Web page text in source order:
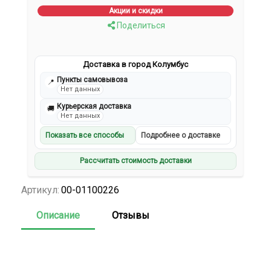
Акции и скидки
Поделиться
Доставка в город Колумбус
📍 Пункты самовывоза
Нет данных
🚚 Курьерская доставка
Нет данных
Показать все способы Подробнее о доставке
Рассчитать стоимость доставки
Артикул: 00-01100226
Описание Отзывы